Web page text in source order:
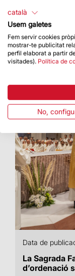
La
espiritual i
Data de
La Sagrada
d’ordenació
català
Usem galetes
Fem servir cookies
mostrar-te publicitat
perfil elaborat a partir
visitades). Política de
No,